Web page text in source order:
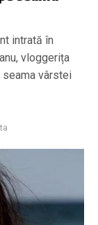
intrată în
vloggerița
seama vârstei